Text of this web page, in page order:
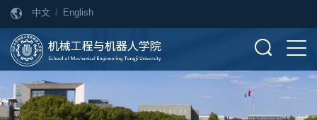
中文 / English